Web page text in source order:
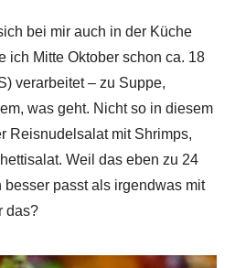
bei mir auch in der Küche
ich Mitte Oktober schon ca. 18
verarbeitet – zu Suppe,
was geht. Nicht so in diesem
Reisnudelsalat mit Shrimps,
Weil das eben zu 24
passt als irgendwas mit
das?